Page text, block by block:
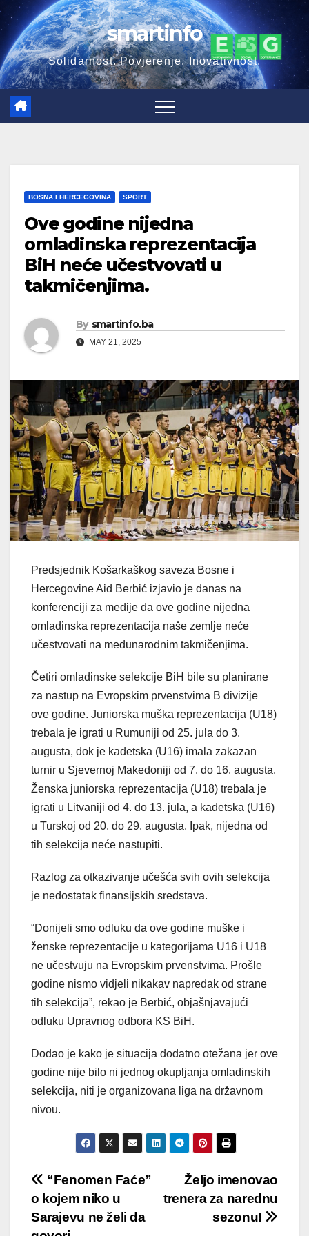
Skip
to
content
smartinfo
Solidarnost. Povjerenje. Inovativnost.
BOSNA I HERCEGOVINA SPORT
Ove godine nijedna
omladinska reprezentacija
BiH neće učestvovati u
takmičenjima.
By smartinfo.ba
MAY 21, 2025
Predsjednik Košarkaškog saveza Bosne i
Hercegovine Aid Berbić izjavio je danas na
konferenciji za medije da ove godine nijedna
omladinska reprezentacija naše zemlje neće
učestvovati na međunarodnim takmičenjima.
Četiri omladinske selekcije BiH bile su planirane
za nastup na Evropskim prvenstvima B divizije
ove godine. Juniorska muška reprezentacija (U18)
trebala je igrati u Rumuniji od 25. jula do 3.
augusta, dok je kadetska (U16) imala zakazan
turnir u Sjevernoj Makedoniji od 7. do 16. augusta.
Ženska juniorska reprezentacija (U18) trebala je
igrati u Litvaniji od 4. do 13. jula, a kadetska (U16)
u Turskoj od 20. do 29. augusta. Ipak, nijedna od
tih selekcija neće nastupiti.
Razlog za otkazivanje učešća svih ovih selekcija
je nedostatak finansijskih sredstava.
“Donijeli smo odluku da ove godine muške i
ženske reprezentacije u kategorijama U16 i U18
ne učestvuju na Evropskim prvenstvima. Prošle
godine nismo vidjeli nikakav napredak od strane
tih selekcija”, rekao je Berbić, objašnjavajući
odluku Upravnog odbora KS BiH.
Dodao je kako je situacija dodatno otežana jer ove
godine nije bilo ni jednog okupljanja omladinskih
selekcija, niti je organizovana liga na državnom
nivou.
Post
navigation
Željo imenovao
trenera za narednu
sezonu!
“Fenomen Faće”
o kojem niko u
Sarajevu ne želi da